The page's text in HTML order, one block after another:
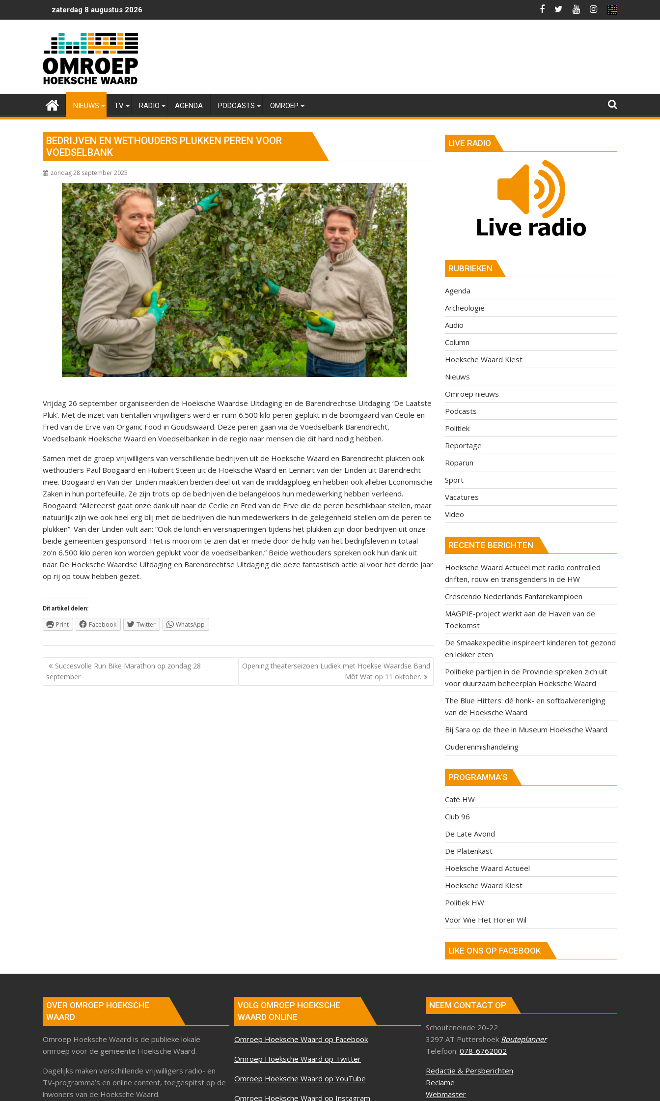
naar
zaterdag 8 augustus 2026
NIEUWS TV RADIO AGENDA PODCASTS OMROEP
BEDRIJVEN EN WETHOUDERS PLUKKEN PEREN VOOR
VOEDSELBANK
zondag 28 september 2025
Vrijdag 26 september organiseerden de Hoeksche Waardse Uitdaging en de Barendrechtse Uitdaging ‘De Laatste
Pluk’. Met de inzet van tientallen vrijwilligers werd er ruim 6.500 kilo peren geplukt in de boomgaard van Cecile en
Fred van de Erve van Organic Food in Goudswaard. Deze peren gaan via de Voedselbank Barendrecht,
Voedselbank Hoeksche Waard en Voedselbanken in de regio naar mensen die dit hard nodig hebben.
Samen met de groep vrijwilligers van verschillende bedrijven uit de Hoeksche Waard en Barendrecht plukten ook
wethouders Paul Boogaard en Huibert Steen uit de Hoeksche Waard en Lennart van der Linden uit Barendrecht
mee. Boogaard en Van der Linden maakten beiden deel uit van de middagploeg en hebben ook allebei Economische
Zaken in hun portefeuille. Ze zijn trots op de bedrijven die belangeloos hun medewerking hebben verleend.
Boogaard: “Allereerst gaat onze dank uit naar de Cecile en Fred van de Erve die de peren beschikbaar stellen, maar
natuurlijk zijn we ook heel erg blij met de bedrijven die hun medewerkers in de gelegenheid stellen om de peren te
plukken”. Van der Linden vult aan: “Ook de lunch en versnaperingen tijdens het plukken zijn door bedrijven uit onze
beide gemeenten gesponsord. Het is mooi om te zien dat er mede door de hulp van het bedrijfsleven in totaal
zo’n 6.500 kilo peren kon worden geplukt voor de voedselbanken.” Beide wethouders spreken ook hun dank uit
naar De Hoeksche Waardse Uitdaging en Barendrechtse Uitdaging die deze fantastisch actie al voor het derde jaar
op rij op touw hebben gezet.
Dit artikel delen:
Print Facebook Twitter WhatsApp
Berichtnavigatie
Succesvolle Run Bike Marathon op zondag 28
september
Opening theaterseizoen Ludiek met Hoekse Waardse Band
Môt Wat op 11 oktober.
LIVE RADIO
RUBRIEKEN
Agenda
Archeologie
Audio
Column
Hoeksche Waard Kiest
Nieuws
Omroep nieuws
Podcasts
Politiek
Reportage
Roparun
Sport
Vacatures
Video
RECENTE BERICHTEN
Hoeksche Waard Actueel met radio controlled
driften, rouw en transgenders in de HW
Crescendo Nederlands Fanfarekampioen
MAGPIE-project werkt aan de Haven van de
Toekomst
De Smaakexpeditie inspireert kinderen tot gezond
en lekker eten
Politieke partijen in de Provincie spreken zich uit
voor duurzaam beheerplan Hoeksche Waard
The Blue Hitters: dé honk- en softbalvereniging
van de Hoeksche Waard
Bij Sara op de thee in Museum Hoeksche Waard
Ouderenmishandeling
PROGRAMMA’S
Café HW
Club 96
De Late Avond
De Platenkast
Hoeksche Waard Actueel
Hoeksche Waard Kiest
Politiek HW
Voor Wie Het Horen Wil
LIKE ONS OP FACEBOOK
OVER OMROEP HOEKSCHE
WAARD
Omroep Hoeksche Waard is de publieke lokale
omroep voor de gemeente Hoeksche Waard.
Dagelijks maken verschillende vrijwilligers radio- en
TV-programma’s en online content, toegespitst op de
inwoners van de Hoeksche Waard.
VOLG OMROEP HOEKSCHE
WAARD ONLINE
Omroep Hoeksche Waard op Facebook
Omroep Hoeksche Waard op Twitter
Omroep Hoeksche Waard op YouTube
Omroep Hoeksche Waard op Instagram
NEEM CONTACT OP
Schouteneinde 20-22
3297 AT Puttershoek Routeplanner
Telefoon: 078-6762002
Redactie & Persberichten
Reclame
Webmaster